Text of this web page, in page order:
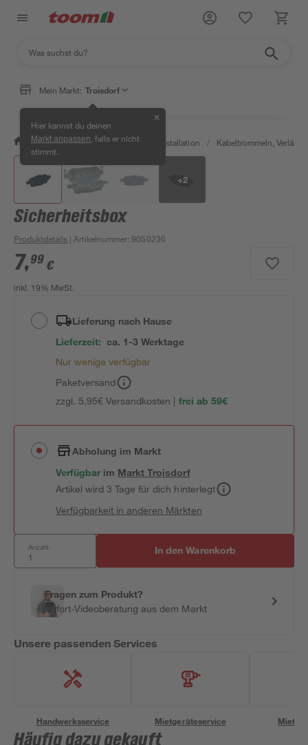
Mein Markt: Troisdorf
Hier kannst du deinen
Markt anpassen , falls er nicht
stimmt.
✕
/ Bauen & Renovieren / Elektroinstallation / Kabeltrommeln,
+2
Sicherheitsbox
Produktdetails | Artikelnummer:9050236
7,99 €
inkl. 19% MwSt.
Lieferung nach Hause
Lieferzeit: ca. 1-3 Werktage
Nur wenige verfügbar
Paketversand
zzgl. 5,95€ Versandkosten | frei ab 59€
Abholung im Markt
Verfügbar im MarktTroisdorf
Artikel wird 3 Tage für dich hinterlegt
Verfügbarkeit in anderen Märkten
Anzahl: In den Warenkorb
Fragen zum Produkt?
Sofort-Videoberatung aus dem Markt
Unsere passenden Services
Handwerksservice Mietgeräteservice
Häufig dazu gekauft